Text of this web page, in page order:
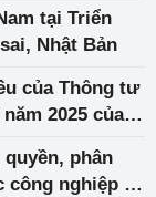
cạnh tranh
tại Triển
Nhật Bản
của Thông tư
2025 của
phân
nghiệp và